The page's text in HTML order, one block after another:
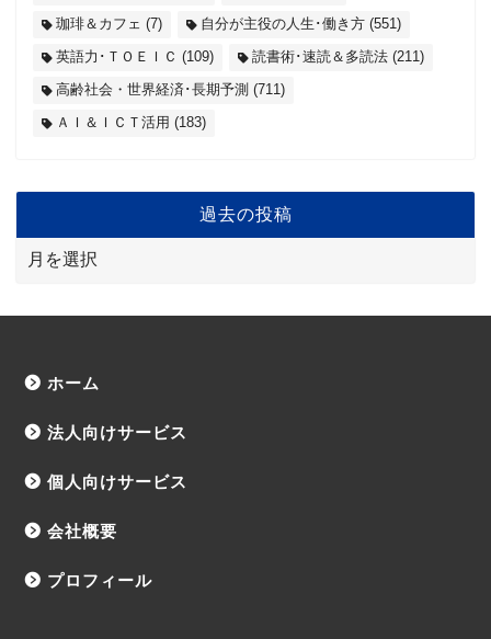
珈琲＆カフェ (7) 自分が主役の人生･働き方 (551)
英語力･ＴＯＥＩＣ (109) 読書術･速読＆多読法 (211)
高齢社会・世界経済･長期予測 (711)
ＡＩ＆ＩＣＴ活用 (183)
過去の投稿
ホーム
法人向けサービス
個人向けサービス
会社概要
プロフィール